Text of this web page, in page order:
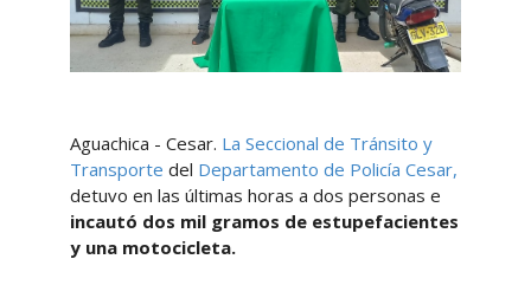
Aguachica - Cesar. La Seccional de Tránsito y
Transporte del Departamento de Policía Cesar,
detuvo en las últimas horas a dos personas e
incautó dos mil gramos de estupefacientes
y una motocicleta.